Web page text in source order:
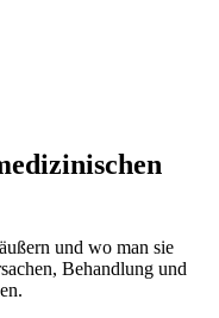
und wo man sie
Behandlung und